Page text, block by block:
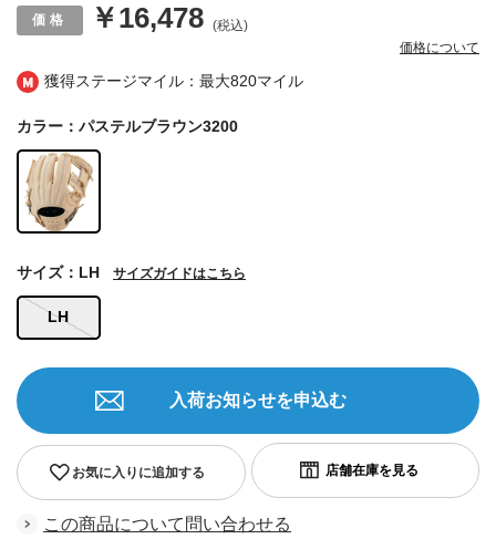
獲得ステージマイル：最大820マイル
￥16,478 (税込)
価格について
カラー：パステルブラウン3200
LH
サイズ：LH サイズガイドはこちら
お気に入りに追加する
入荷お知らせを申込む
この商品について問い合わせる